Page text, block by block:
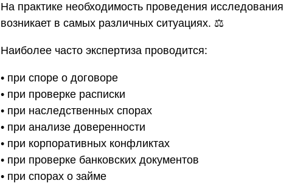
На практике необходимость проведения исследования
возникает в самых различных ситуациях. ⚖️
Наиболее часто экспертиза проводится:
• при споре о договоре
• при проверке расписки
• при наследственных спорах
• при анализе доверенности
• при корпоративных конфликтах
• при проверке банковских документов
• при спорах о займе